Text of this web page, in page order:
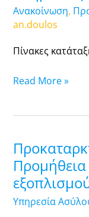
Ανακοίνωση,
an.doulos
Πίνακες
ΣΟΧ3/2016
Ανακοίνωσης
Υπηρεσίας
Read More »
Προμήθεια
Υπηρεσία
Προκαταρκτική
προκήρυξη
για
την
Προμήθεια